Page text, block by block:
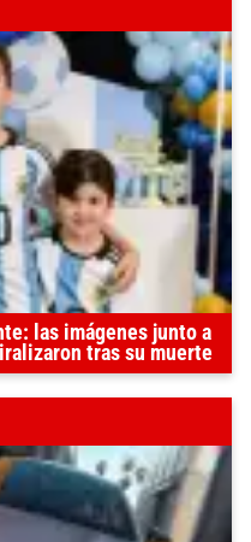
las imágenes junto a
tras su muerte